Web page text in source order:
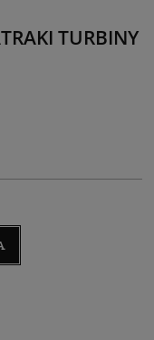
TURBINY